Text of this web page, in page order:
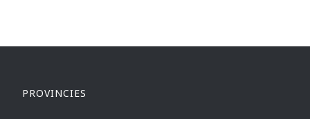
PROVINCIES